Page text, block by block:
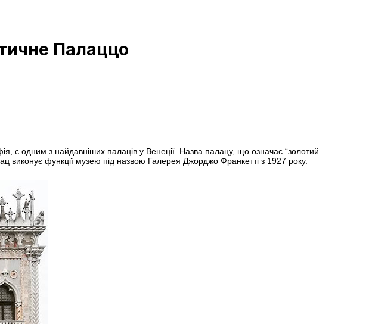
Палаццо
є одним з найдавніших палаців у Венеції. Назва палацу, що означає “золотий
виконує функції музею під назвою Галерея Джорджо Франкетті з 1927 року.